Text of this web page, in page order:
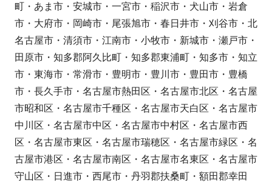
町・あま市・安城市・一宮市・稲沢市・犬山市・岩倉
市・大府市・岡崎市・尾張旭市・春日井市・刈谷市・北
名古屋市・清須市・江南市・小牧市・新城市・瀬戸市・
田原市・知多郡阿久比町・知多郡東浦町・知多市・知立
市・東海市・常滑市・豊明市・豊川市・豊田市・豊橋
市・長久手市・名古屋市熱田区・名古屋市北区・名古屋
市昭和区・名古屋市千種区・名古屋市天白区・名古屋市
中川区・名古屋市中区・名古屋市中村区・名古屋市西
区・名古屋市東区・名古屋市瑞穂区・名古屋市緑区・名
古屋市港区・名古屋市南区・名古屋市名東区・名古屋市
守山区・日進市・西尾市・丹羽郡扶桑町・額田郡幸田